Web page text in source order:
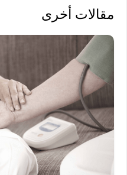
مقالات أخرى